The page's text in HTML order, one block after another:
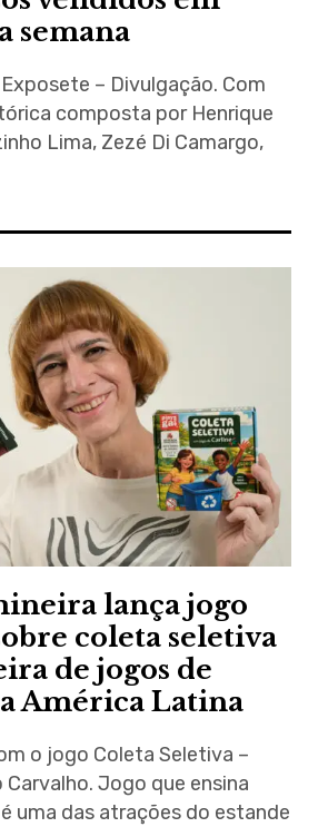
semana
– Divulgação. Com
composta por Henrique
Lima, Zezé Di Camargo,
lança jogo
coleta seletiva
de jogos de
América Latina
o jogo Coleta Seletiva –
Jogo que ensina
uma das atrações do estande